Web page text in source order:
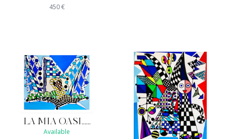
450€
LA MIA OASI......
Available